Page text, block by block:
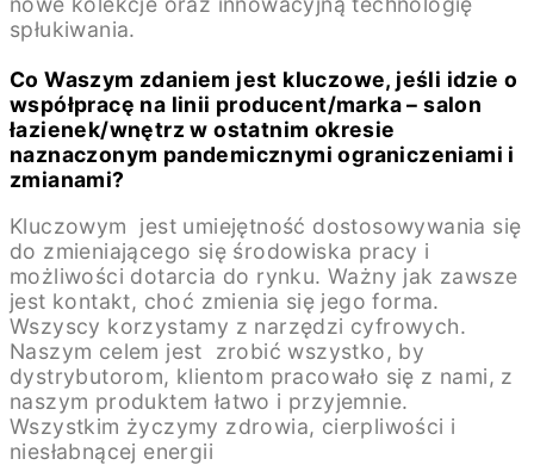
spłukiwania.
Co Waszym zdaniem jest kluczowe, jeśli idzie o
współpracę na linii producent/marka – salon
łazienek/wnętrz w ostatnim okresie
naznaczonym pandemicznymi ograniczeniami i
zmianami?
Kluczowym jest umiejętność dostosowywania się
do zmieniającego się środowiska pracy i
możliwości dotarcia do rynku. Ważny jak zawsze
jest kontakt, choć zmienia się jego forma.
Wszyscy korzystamy z narzędzi cyfrowych.
Naszym celem jest zrobić wszystko, by
dystrybutorom, klientom pracowało się z nami, z
naszym produktem łatwo i przyjemnie.
Wszystkim życzymy zdrowia, cierpliwości i
niesłabnącej energii